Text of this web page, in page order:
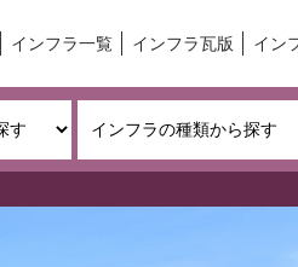
インフラ一覧 インフラ瓦版 イン